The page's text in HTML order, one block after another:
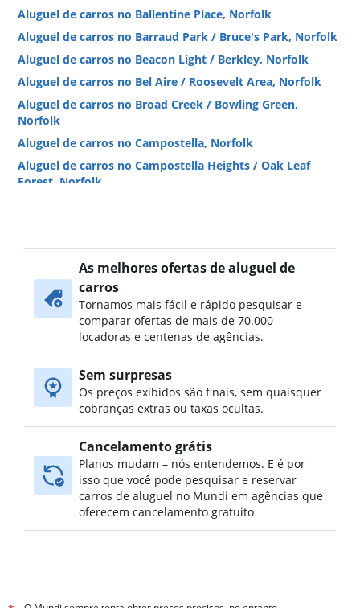
Aluguel de carros no Ballentine Place, Norfolk
Aluguel de carros no Barraud Park / Bruce's Park, Norfolk
Aluguel de carros no Beacon Light / Berkley, Norfolk
Aluguel de carros no Bel Aire / Roosevelt Area, Norfolk
Aluguel de carros no Broad Creek / Bowling Green,
Norfolk
Aluguel de carros no Campostella, Norfolk
Aluguel de carros no Campostella Heights / Oak Leaf
Forest, Norfolk
Aluguel de carros no Chesterfield Heights, Norfolk
Aluguel de carros no Coleman Place / Sherwood Forest,
Norfolk
Aluguel de carros no Colonial Heights, Norfolk
Aluguel de carros no Colonial Place, Norfolk
Aluguel de carros no Coronado / Inglenook Park, Norfolk
Aluguel de carros no Cottage Row Park, Norfolk
Aluguel de carros no Crown Point / River Oaks, Norfolk
Aluguel de carros no Downtown, Norfolk
Aluguel de carros no Elizabeth Part / Glenrock / Newtown
South, Norfolk
As melhores ofertas de aluguel de
carros
Tornamos mais fácil e rápido pesquisar e
comparar ofertas de mais de 70.000
locadoras e centenas de agências.
Sem surpresas
Os preços exibidos são finais, sem quaisquer
cobranças extras ou taxas ocultas.
Cancelamento grátis
Planos mudam – nós entendemos. E é por
isso que você pode pesquisar e reservar
carros de aluguel no Mundi em agências que
oferecem cancelamento gratuito